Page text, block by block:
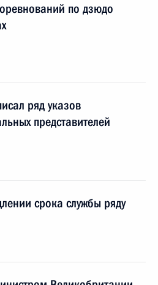
по дзюдо
ряд указов
представителей
срока службы ряду